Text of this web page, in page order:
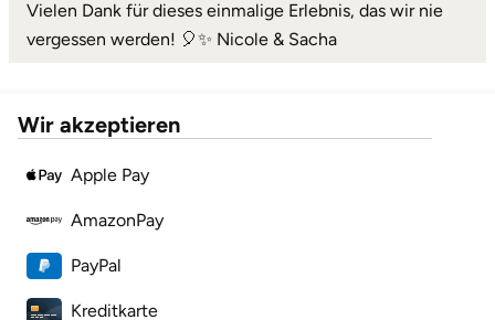
Vielen Dank für dieses einmalige Erlebnis, das wir nie
vergessen werden! 🎈✨ Nicole & Sacha
Wir akzeptieren
Apple Pay
AmazonPay
PayPal
Kreditkarte